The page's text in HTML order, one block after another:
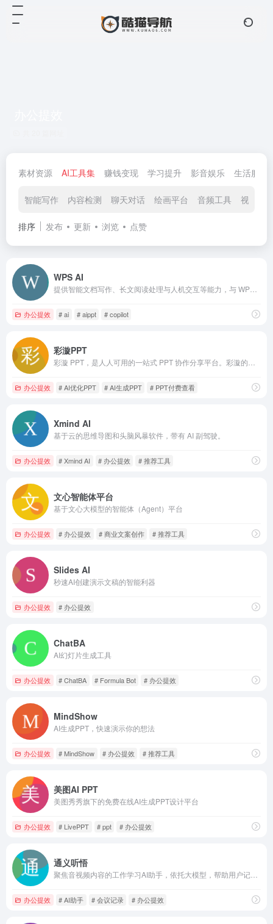
素材资源 AI工具集 赚钱变现 学习提升 影音娱乐 生活服务
智能写作 内容检测 聊天对话 绘画平台 音频工具 视频工
排序 发布 更新 浏览 点赞
WPS AI
办公提效 # ai # aippt # copilot
彩漩PPT
办公提效 # AI优化PPT # AI生成PPT # PPT付费查看
Xmind AI
基于云的思维导图和头脑风暴软件，带有 AI 副驾驶。
办公提效 # Xmind AI # 办公提效 # 推荐工具
文心智能体平台
基于文心大模型的智能体（Agent）平台
办公提效 # 办公提效 # 商业文案创作 # 推荐工具
Slides AI
秒速AI创建演示文稿的智能利器
办公提效 # 办公提效
ChatBA
AI幻灯片生成工具
办公提效 # ChatBA # Formula Bot # 办公提效
MindShow
AI生成PPT，快速演示你的想法
办公提效 # MindShow # 办公提效 # 推荐工具
美图AI PPT
美图秀秀旗下的免费在线AI生成PPT设计平台
办公提效 # LivePPT # ppt # 办公提效
通义听悟
办公提效 # AI助手 # 会议记录 # 办公提效